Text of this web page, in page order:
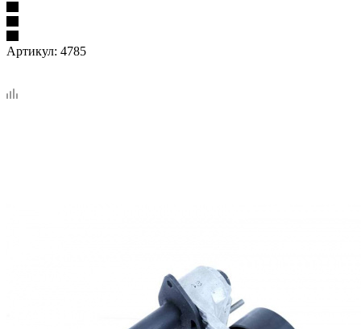
Артикул: 4785